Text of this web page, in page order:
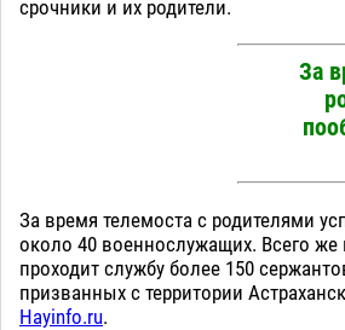
срочники и их родители.
За
За время телемоста с родителями
около 40 военнослужащих. Всего же
проходит службу более 150
призванных с территории
Hayinfo.ru.